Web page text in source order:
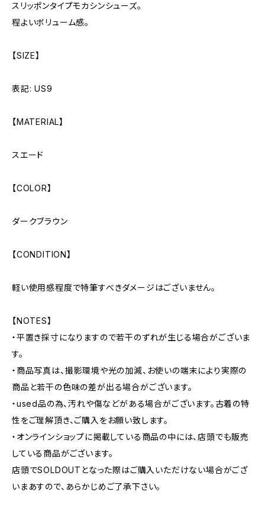
スリッポンタイプモカシンシューズ。
程よいボリューム感。
【SIZE】
表記: US9
【MATERIAL】
スエード
【COLOR】
ダークブラウン
【CONDITION】
軽い使用感程度で特筆すべきダメージはございません。
【NOTES】
・平置き採寸になりますので若干のずれが生じる場合がございま
す。
・商品写真は、撮影環境や光の加減、お使いの端末により実際の
商品と若干の色味の差が出る場合がございます。
・used品の為、汚れや傷などがある場合がございます。古着の特
性をご理解頂き、ご購入をお願い致します。
・オンラインショップに掲載している商品の中には、店頭でも販売
している商品がございます。
店頭でSOLDOUTとなった際はご購入いただけない場合がござ
いまあすので、あらかじめご了承下さい。